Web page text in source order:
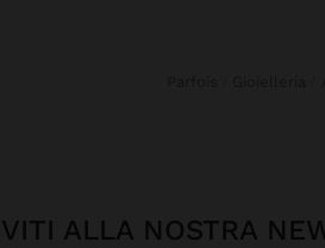
ALLA NOSTRA